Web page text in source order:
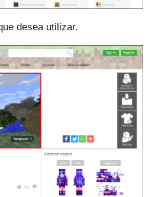
desea utilizar.